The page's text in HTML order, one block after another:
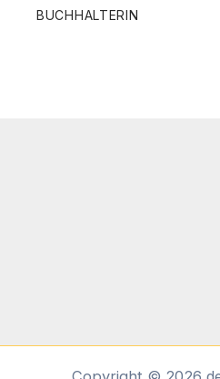
BUCHHALTERIN